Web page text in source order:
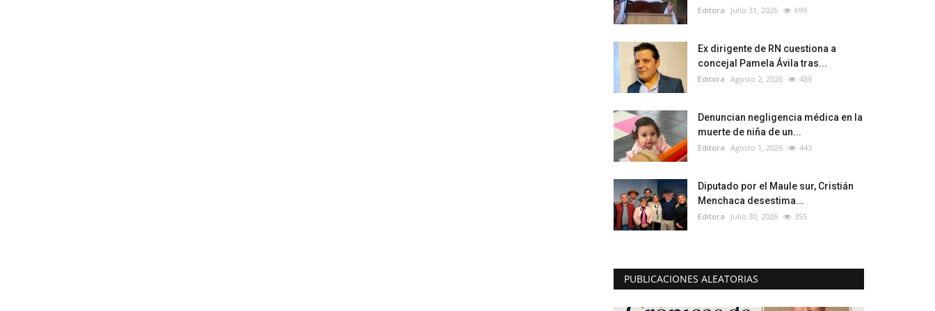
Editora Julio 31, 2026 699
Ex dirigente de RN cuestiona a
concejal Pamela Ávila tras...
Editora Agosto 2, 2026 489
Denuncian negligencia médica en la
muerte de niña de un...
Editora Agosto 1, 2026 443
Diputado por el Maule sur, Cristián
Menchaca desestima...
Editora Julio 30, 2026 355
PUBLICACIONES ALEATORIAS